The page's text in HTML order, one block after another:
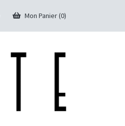
Mon Panier (0)